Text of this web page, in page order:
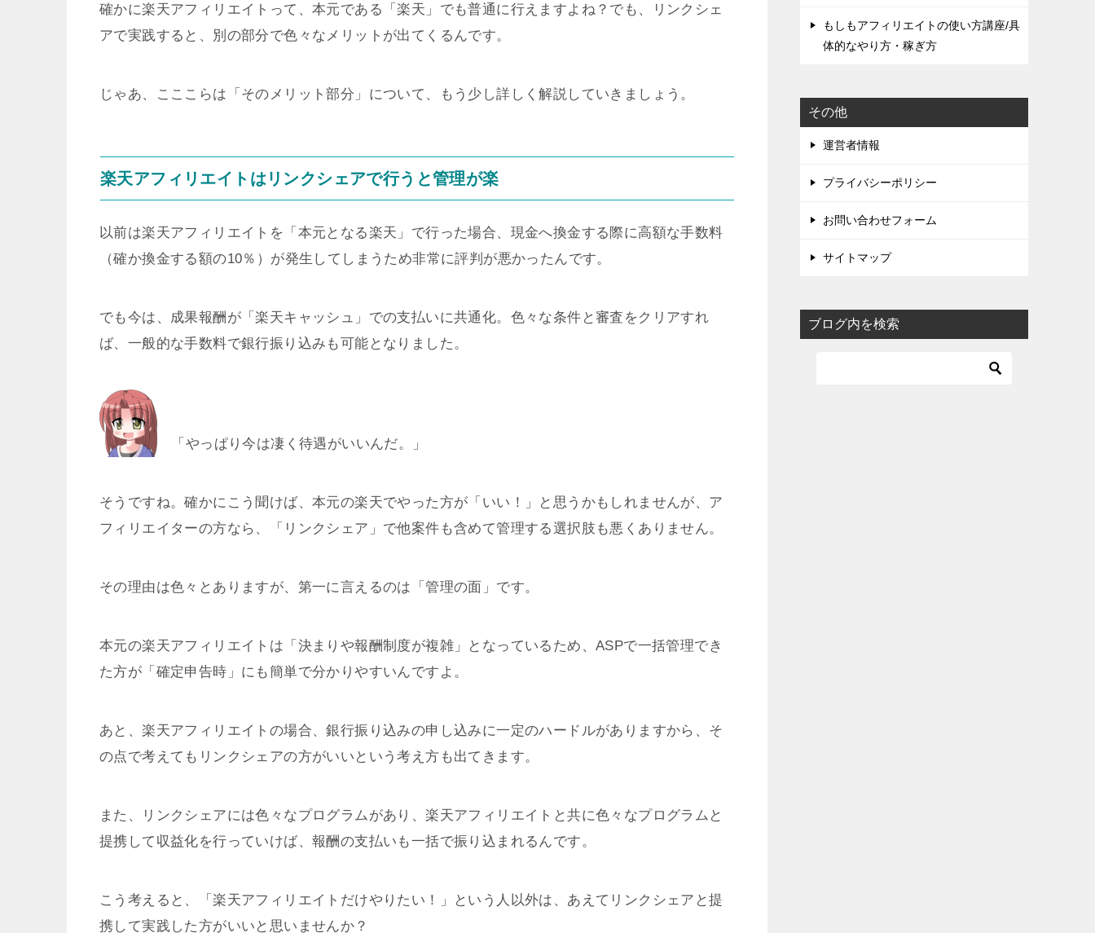
確かに楽天アフィリエイトって、本元である「楽天」でも普通に行えますよね？でも、リンクシェ
アで実践すると、別の部分で色々なメリットが出てくるんです。
じゃあ、こここらは「そのメリット部分」について、もう少し詳しく解説していきましょう。
楽天アフィリエイトはリンクシェアで行うと管理が楽
以前は楽天アフィリエイトを「本元となる楽天」で行った場合、現金へ換金する際に高額な手数料
（確か換金する額の10％）が発生してしまうため非常に評判が悪かったんです。
でも今は、成果報酬が「楽天キャッシュ」での支払いに共通化。色々な条件と審査をクリアすれ
ば、一般的な手数料で銀行振り込みも可能となりました。
「やっぱり今は凄く待遇がいいんだ。」
そうですね。確かにこう聞けば、本元の楽天でやった方が「いい！」と思うかもしれませんが、ア
フィリエイターの方なら、「リンクシェア」で他案件も含めて管理する選択肢も悪くありません。
その理由は色々とありますが、第一に言えるのは「管理の面」です。
本元の楽天アフィリエイトは「決まりや報酬制度が複雑」となっているため、ASPで一括管理でき
た方が「確定申告時」にも簡単で分かりやすいんですよ。
あと、楽天アフィリエイトの場合、銀行振り込みの申し込みに一定のハードルがありますから、そ
の点で考えてもリンクシェアの方がいいという考え方も出てきます。
また、リンクシェアには色々なプログラムがあり、楽天アフィリエイトと共に色々なプログラムと
提携して収益化を行っていけば、報酬の支払いも一括で振り込まれるんです。
こう考えると、「楽天アフィリエイトだけやりたい！」という人以外は、あえてリンクシェアと提
携して実践した方がいいと思いませんか？
もしもアフィリエイトの使い方講座/具
体的なやり方・稼ぎ方
その他
運営者情報
プライバシーポリシー
お問い合わせフォーム
サイトマップ
ブログ内を検索